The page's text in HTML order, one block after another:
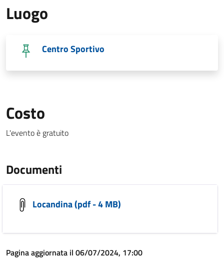
Luogo
Centro Sportivo
Costo
L'evento è gratuito
Documenti
Locandina (pdf - 4 MB)
Pagina aggiornata il 06/07/2024, 17:00